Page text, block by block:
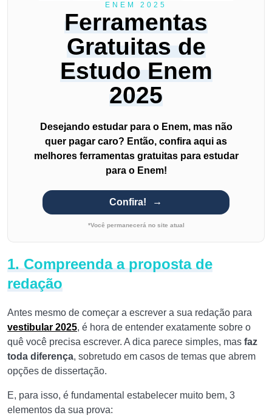
ENEM 2025
Ferramentas
Gratuitas de
Estudo Enem
2025
Desejando estudar para o Enem, mas não
quer pagar caro? Então, confira aqui as
melhores ferramentas gratuitas para estudar
para o Enem!
Confira!
*Você permanecerá no site atual
1. Compreenda a proposta de
redação
Antes mesmo de começar a escrever a sua redação para
vestibular 2025, é hora de entender exatamente sobre o
quê você precisa escrever. A dica parece simples, mas faz
toda diferença, sobretudo em casos de temas que abrem
opções de dissertação.
E, para isso, é fundamental estabelecer muito bem, 3
elementos da sua prova: